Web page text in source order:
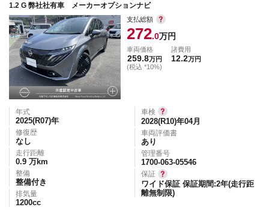
1.2 G 弊社社有車 メーカーオプションナビ
支払総額
272.0万円
車両価格
259.8万円
(税込 *10%)
諸費用
12.2万円
年式
2025(R07)年
修復歴
なし
走行距離
0.9 万km
整備
整備付き
排気量
1200cc
車検
2028(R10)年04月
車両評価書
あり
管理番号
1700-063-05546
保証
ワイド保証 保証期間:2年(走行距
離無制限)